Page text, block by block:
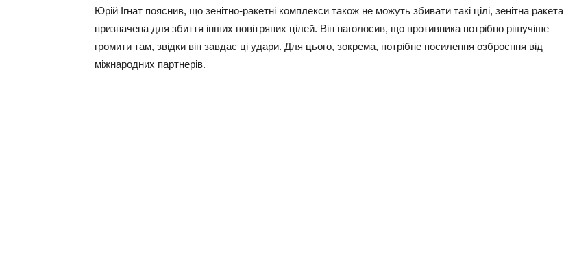
Юрій Ігнат пояснив, що зенітно-ракетні комплекси також не можуть збивати такі цілі, зенітна ракета
призначена для збиття інших повітряних цілей. Він наголосив, що противника потрібно рішучіше
громити там, звідки він завдає ці удари. Для цього, зокрема, потрібне посилення озброєння від
міжнародних партнерів.